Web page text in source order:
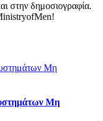
στην δημοσιογραφία.
Μη